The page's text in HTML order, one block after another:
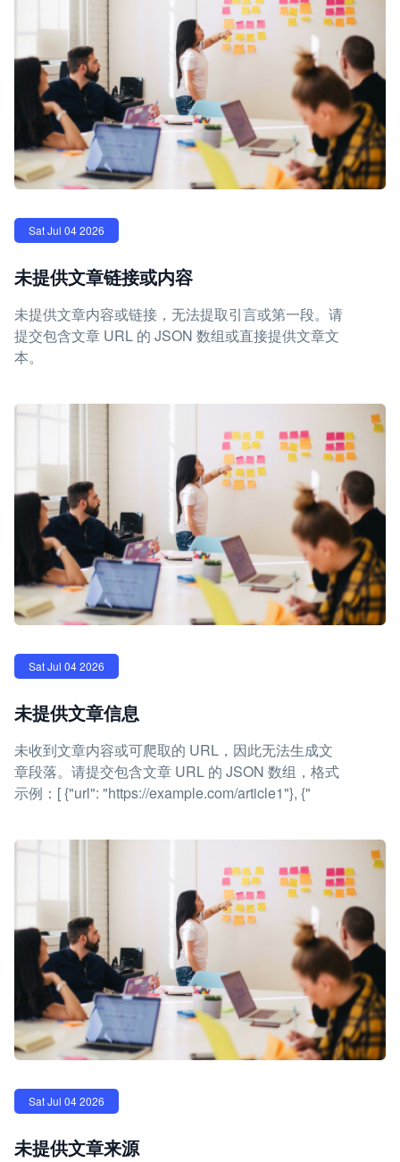
Sat Jul 04 2026
未提供文章链接或内容
未提供文章内容或链接，无法提取引言或第一段。请
提交包含文章 URL 的 JSON 数组或直接提供文章文
本。
Sat Jul 04 2026
未提供文章信息
未收到文章内容或可爬取的 URL，因此无法生成文
章段落。请提交包含文章 URL 的 JSON 数组，格式
示例：[ {"url": "https://example.com/article1"}, {"
Sat Jul 04 2026
未提供文章来源